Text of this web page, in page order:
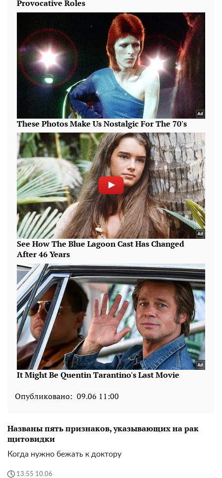
Опубликовано: 09.06 11:00
Названы пять признаков, указывающих на рак
щитовидки
Когда нужно бежать к доктору
13:55 10.06